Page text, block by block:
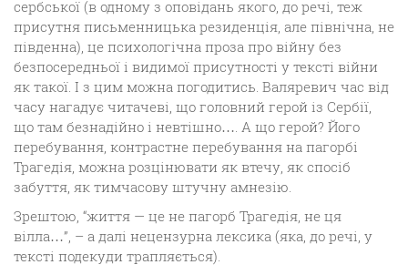
сербської (в одному з оповідань якого, до речі, теж
присутня письменницька резиденція, але північна, не
південна), це психологічна проза про війну без
безпосередньої і видимої присутності у тексті війни
як такої. І з цим можна погодитись. Валяревич час від
часу нагадує читачеві, що головний герой із Сербії,
що там безнадійно і невтішно…. А що герой? Його
перебування, контрастне перебування на пагорбі
Трагедія, можна розцінювати як втечу, як спосіб
забуття, як тимчасову штучну амнезію.
Зрештою, “життя — це не пагорб Трагедія, не ця
вілла…”, – а далі нецензурна лексика (яка, до речі, у
тексті подекуди трапляється).